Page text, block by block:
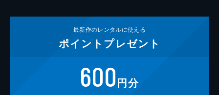
最新作のレンタルに使える
ポイント プレゼント
600円分